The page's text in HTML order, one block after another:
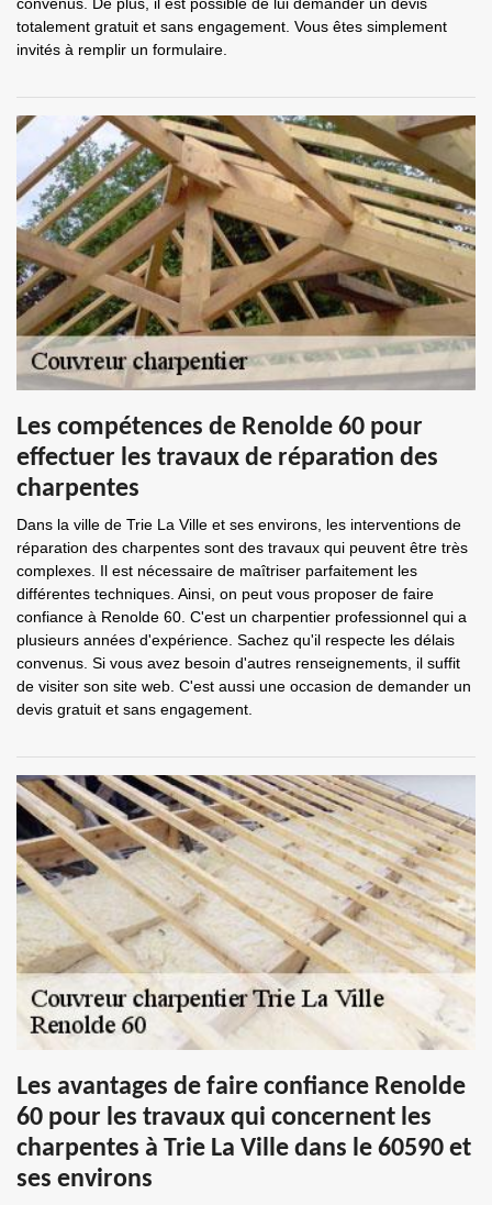
totalement gratuit et sans engagement. Vous êtes simplement
invités à remplir un formulaire.
Les compétences de Renolde 60 pour
effectuer les travaux de réparation des
charpentes
Dans la ville de Trie La Ville et ses environs, les interventions de
réparation des charpentes sont des travaux qui peuvent être très
complexes. Il est nécessaire de maîtriser parfaitement les
différentes techniques. Ainsi, on peut vous proposer de faire
confiance à Renolde 60. C'est un charpentier professionnel qui a
plusieurs années d'expérience. Sachez qu'il respecte les délais
convenus. Si vous avez besoin d'autres renseignements, il suffit
de visiter son site web. C'est aussi une occasion de demander un
devis gratuit et sans engagement.
Les avantages de faire confiance Renolde
60 pour les travaux qui concernent les
charpentes à Trie La Ville dans le 60590 et
ses environs